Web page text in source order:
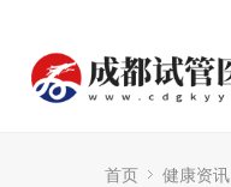
首页 健康资讯